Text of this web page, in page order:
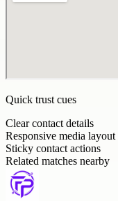
Quick trust cues
Clear contact details
Responsive media layout
Sticky contact actions
Related matches nearby